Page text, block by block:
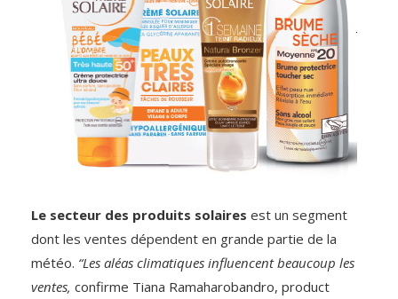
Le secteur des produits solaires est un segment
dont les ventes dépendent en grande partie de la
météo. “Les aléas climatiques influencent beaucoup les
ventes, confirme Tiana Ramaharobandro, product